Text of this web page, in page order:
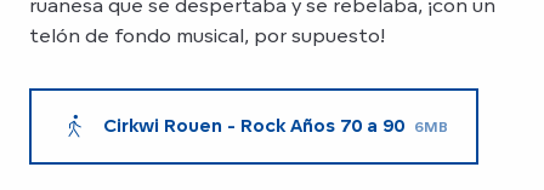
ruanesa que se despertaba y se rebelaba, ¡con un
telón de fondo musical, por supuesto!
Cirkwi Rouen - Rock Años 70 a 90 6MB